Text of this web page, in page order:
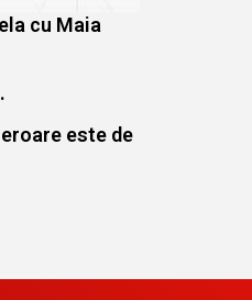
cu Maia
este de